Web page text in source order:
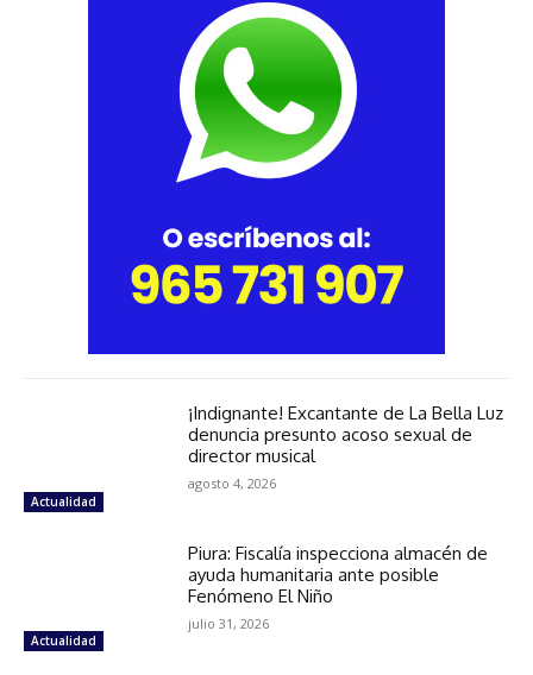
Actualidad
¡Indignante! Excantante de La Bella Luz
denuncia presunto acoso sexual de
director musical
agosto 4, 2026
Actualidad
Piura: Fiscalía inspecciona almacén de
ayuda humanitaria ante posible
Fenómeno El Niño
julio 31, 2026